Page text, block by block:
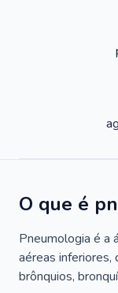
O que é
Pneumologia é a
aéreas inferiores,
brônquios,